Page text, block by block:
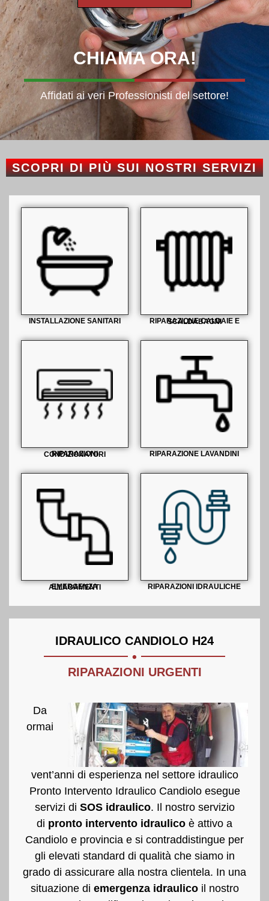
CHIAMA ORA!
Affidati ai veri Professionisti del settore!
SCOPRI DI PIÙ SUI NOSTRI SERVIZI
INSTALLAZIONE SANITARI RIPARAZIONE CALDAIE E SCALDABAGNI
RIPARAZIONI CONDIZIONATORI RIPARAZIONE LAVANDINI
EMERGENZA ALLAGAMENTI RIPARAZIONI IDRAULICHE
IDRAULICO CANDIOLO H24
.
RIPARAZIONI URGENTI
Da
ormai
vent’anni di esperienza nel settore idraulico
Pronto Intervento Idraulico Candiolo esegue
servizi di SOS idraulico. Il nostro servizio
di pronto intervento idraulico è attivo a
Candiolo e provincia e si contraddistingue per
gli elevati standard di qualità che siamo in
grado di assicurare alla nostra clientela. In una
situazione di emergenza idraulicoil nostro